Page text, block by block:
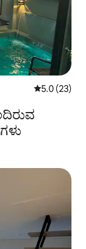
5 ರಲ್ಲಿ 5.0
5.0 (23)